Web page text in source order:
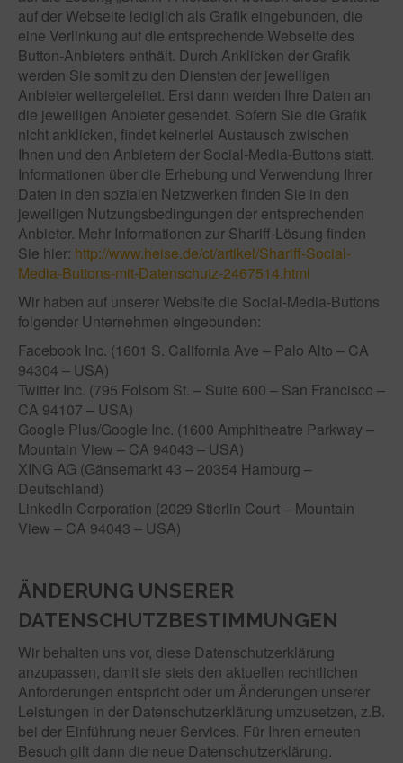
auf der Webseite lediglich als Grafik eingebunden, die
eine Verlinkung auf die entsprechende Webseite des
Button-Anbieters enthält. Durch Anklicken der Grafik
werden Sie somit zu den Diensten der jeweiligen
Anbieter weitergeleitet. Erst dann werden Ihre Daten an
die jeweiligen Anbieter gesendet. Sofern Sie die Grafik
nicht anklicken, findet keinerlei Austausch zwischen
Ihnen und den Anbietern der Social-Media-Buttons statt.
Informationen über die Erhebung und Verwendung Ihrer
Daten in den sozialen Netzwerken finden Sie in den
jeweiligen Nutzungsbedingungen der entsprechenden
Anbieter. Mehr Informationen zur Shariff-Lösung finden
Sie hier: http://www.heise.de/ct/artikel/Shariff-Social-
Media-Buttons-mit-Datenschutz-2467514.html
Wir haben auf unserer Website die Social-Media-Buttons
folgender Unternehmen eingebunden:
Facebook Inc. (1601 S. California Ave – Palo Alto – CA
94304 – USA)
Twitter Inc. (795 Folsom St. – Suite 600 – San Francisco –
CA 94107 – USA)
Google Plus/Google Inc. (1600 Amphitheatre Parkway –
Mountain View – CA 94043 – USA)
XING AG (Gänsemarkt 43 – 20354 Hamburg –
Deutschland)
LinkedIn Corporation (2029 Stierlin Court – Mountain
View – CA 94043 – USA)
ÄNDERUNG UNSERER
DATENSCHUTZBESTIMMUNGEN
Wir behalten uns vor, diese Datenschutzerklärung
anzupassen, damit sie stets den aktuellen rechtlichen
Anforderungen entspricht oder um Änderungen unserer
Leistungen in der Datenschutzerklärung umzusetzen, z.B.
bei der Einführung neuer Services. Für Ihren erneuten
Besuch gilt dann die neue Datenschutzerklärung.